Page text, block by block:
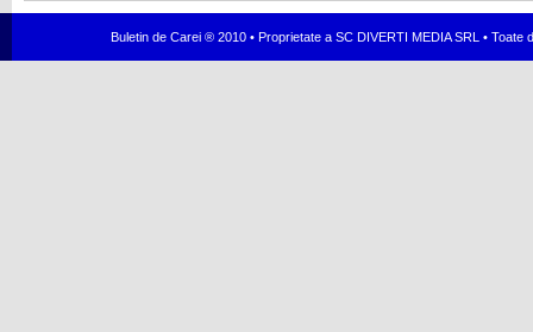
Buletin de Carei ® 2010 • Proprietate a SC DIVERTI MEDIA SRL •